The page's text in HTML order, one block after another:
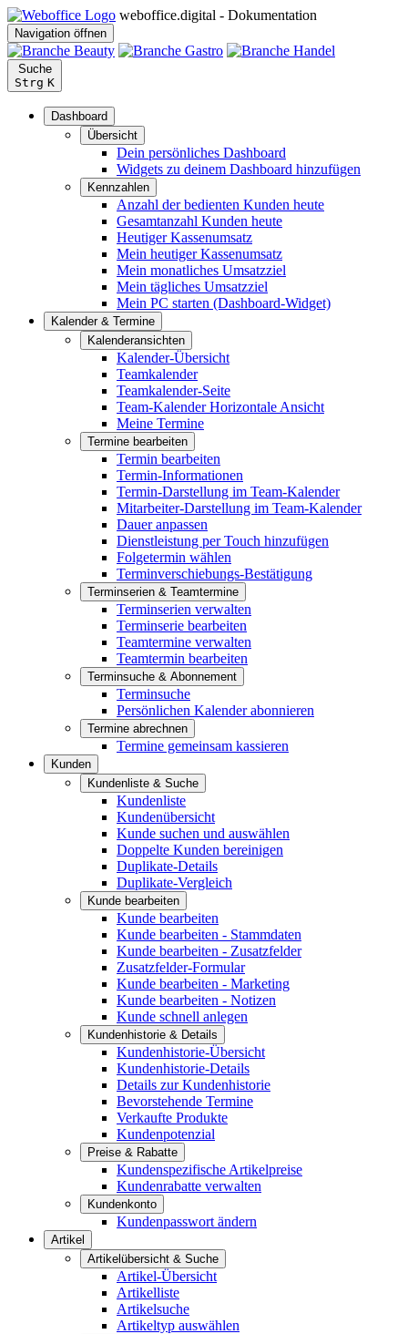
weboffice.digital - Dokumentation
Navigation öffnen
Suche
Strg K
Dashboard
Übersicht
Dein persönliches Dashboard
Widgets zu deinem Dashboard hinzufügen
Kennzahlen
Anzahl der bedienten Kunden heute
Gesamtanzahl Kunden heute
Heutiger Kassenumsatz
Mein heutiger Kassenumsatz
Mein monatliches Umsatzziel
Mein tägliches Umsatzziel
Mein PC starten (Dashboard-Widget)
Kalender & Termine
Kalenderansichten
Kalender-Übersicht
Teamkalender
Teamkalender-Seite
Team-Kalender Horizontale Ansicht
Meine Termine
Termine bearbeiten
Termin bearbeiten
Termin-Informationen
Termin-Darstellung im Team-Kalender
Mitarbeiter-Darstellung im Team-Kalender
Dauer anpassen
Dienstleistung per Touch hinzufügen
Folgetermin wählen
Terminverschiebungs-Bestätigung
Terminserien & Teamtermine
Terminserien verwalten
Terminserie bearbeiten
Teamtermine verwalten
Teamtermin bearbeiten
Terminsuche & Abonnement
Terminsuche
Persönlichen Kalender abonnieren
Termine abrechnen
Termine gemeinsam kassieren
Kunden
Kundenliste & Suche
Kundenliste
Kundenübersicht
Kunde suchen und auswählen
Doppelte Kunden bereinigen
Duplikate-Details
Duplikate-Vergleich
Kunde bearbeiten
Kunde bearbeiten
Kunde bearbeiten - Stammdaten
Kunde bearbeiten - Zusatzfelder
Zusatzfelder-Formular
Kunde bearbeiten - Marketing
Kunde bearbeiten - Notizen
Kunde schnell anlegen
Kundenhistorie & Details
Kundenhistorie-Übersicht
Kundenhistorie-Details
Details zur Kundenhistorie
Bevorstehende Termine
Verkaufte Produkte
Kundenpotenzial
Preise & Rabatte
Kundenspezifische Artikelpreise
Kundenrabatte verwalten
Kundenkonto
Kundenpasswort ändern
Artikel
Artikelübersicht & Suche
Artikel-Übersicht
Artikelliste
Artikelsuche
Artikeltyp auswählen